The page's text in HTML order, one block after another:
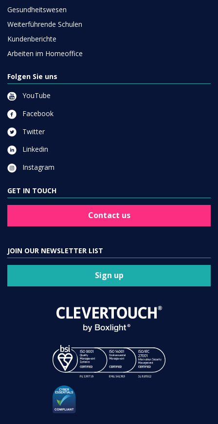
Gesundheitswesen
Weiterführende Schulen
Kundenberichte
Arbeiten im Homeoffice
Folgen Sie uns
YouTube
Facebook
Twitter
Linkedin
Instagram
GET IN TOUCH
Contact us
JOIN OUR NEWSLETTER LIST
Sign up